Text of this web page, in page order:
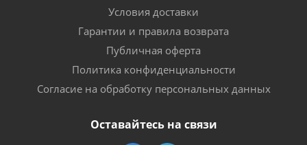
Условия доставки
Гарантии и правила возврата
Публичная оферта
Политика конфиденциальности
Согласие на обработку персональных данных
Оставайтесь на связи